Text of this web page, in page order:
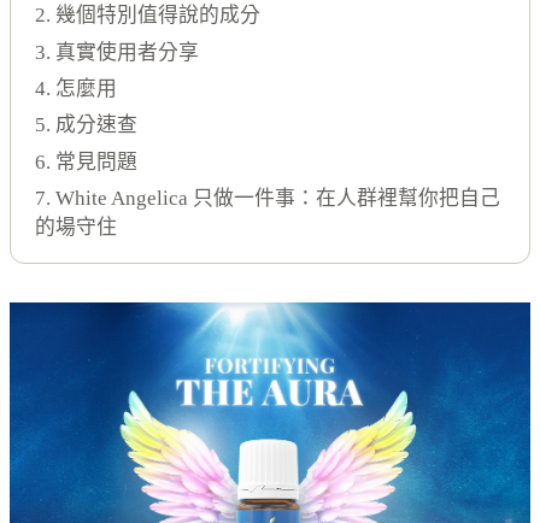
2. 幾個特別值得說的成分
3. 真實使用者分享
4. 怎麼用
5. 成分速查
6. 常見問題
7. White Angelica 只做一件事：在人群裡幫你把自己
的場守住